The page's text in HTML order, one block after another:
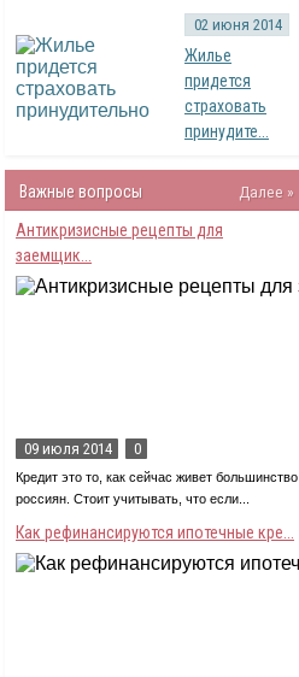
02 июня 2014
Жилье
придется
страховать
принудите...
Важные вопросы
Далее »
Антикризисные рецепты для
заемщик...
09 июля 2014 0
Кредит это то, как сейчас живет большинство
россиян. Стоит учитывать, что если...
Как рефинансируются ипотечные кре...